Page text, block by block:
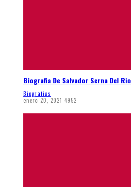
Biografia De Salvador Serna Del Rio
Biografias
enero 20, 2021 4952